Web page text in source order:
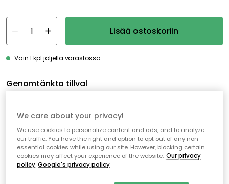
Lisää ostoskoriin
Vain 1 kpl jäljellä varastossa
Genomtänkta tillval
16.00 €
EDGEFORM
We care about your privacy!
We use cookies to personalize content and ads, and to analyze
our traffic. You have the right and option to opt out of any non-
essential cookies while using our site. However, blocking certain
cookies may affect your experience of the website. Our privacy
policy Google's privacy policy